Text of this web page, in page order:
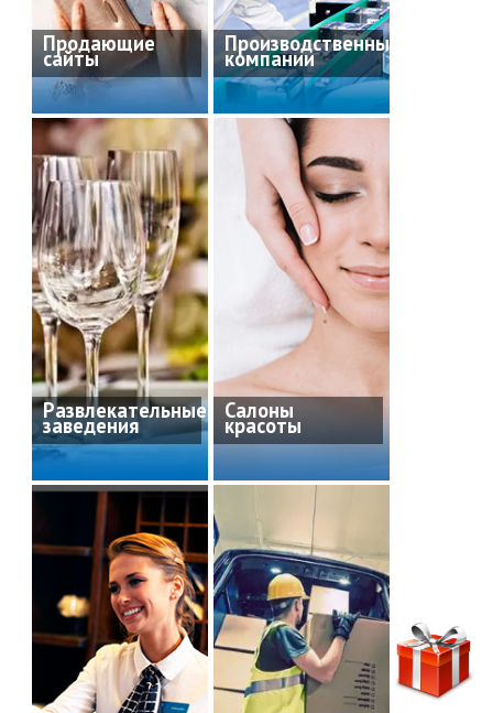
Продающие
сайты
Производственные
компании
Развлекательные
заведения
Салоны
красоты